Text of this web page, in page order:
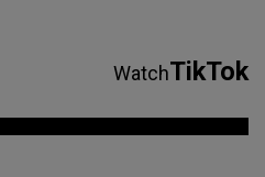
WatchTikTok